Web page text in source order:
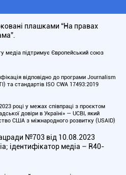
плашками “На правах
медіа підтримує Європейський союз
відповідно до програми Journalism
та стандартів ISO CWA 17493:2019
році у межах співпраці з проєктом
довіри в Україні» — UCBI, який
США з міжнародного розвитку (USAID)
№703 від 10.08.2023
ідентифікатор медіа – R40-